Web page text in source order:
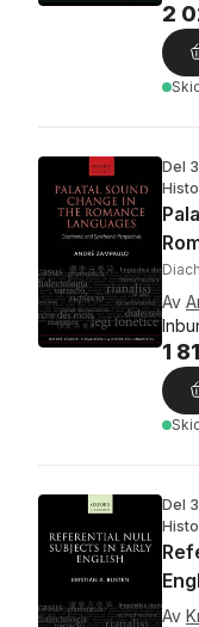
2
Del
Av
1
Del
Av